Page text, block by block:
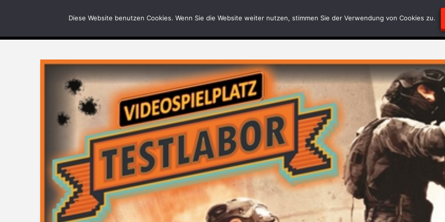
News BilderBlödsinn Geschriebenes RätselEcke Test-
Diese Website benutzen Cookies. Wenn Sie die Website weiter nutzen, stimmen Sie der Verwendung von Cookies zu.